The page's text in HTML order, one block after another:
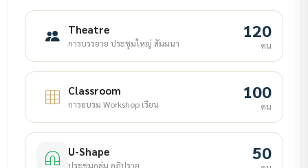
Theatre
การบรรยาย ประชุมใหญ่ สัมมนา
120
คน
Classroom
การอบรม Workshop เรียน
100
คน
U-Shape
ประชุมกลุ่ม อภิปราย
50